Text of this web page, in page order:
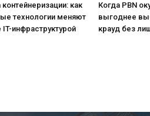
как
технологии меняют
IT-инфраструктурой
Когда PBN
выгоднее
крауд без